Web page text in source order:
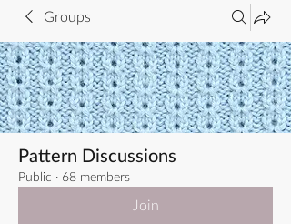
Groups
Pattern Discussions
Public · 68 members
Join